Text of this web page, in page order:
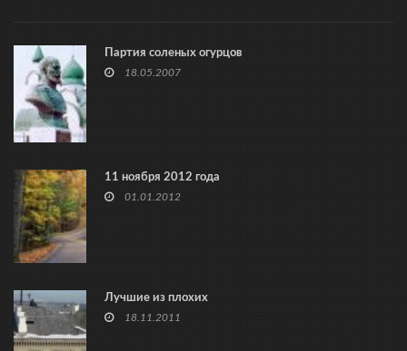
Партия соленых огурцов
18.05.2007
11 ноября 2012 года
01.01.2012
Лучшие из плохих
18.11.2011